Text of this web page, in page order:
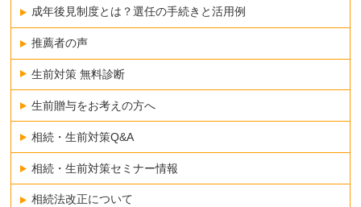
成年後見制度とは？選任の手続きと活用例
推薦者の声
生前対策 無料診断
生前贈与をお考えの方へ
相続・生前対策Q&A
相続・生前対策セミナー情報
相続法改正について